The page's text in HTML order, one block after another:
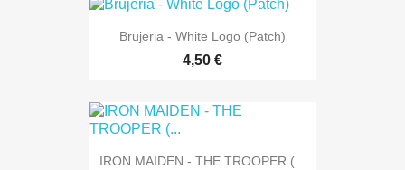
Brujeria - White Logo (Patch)
4,50 €
IRON MAIDEN - THE TROOPER (...